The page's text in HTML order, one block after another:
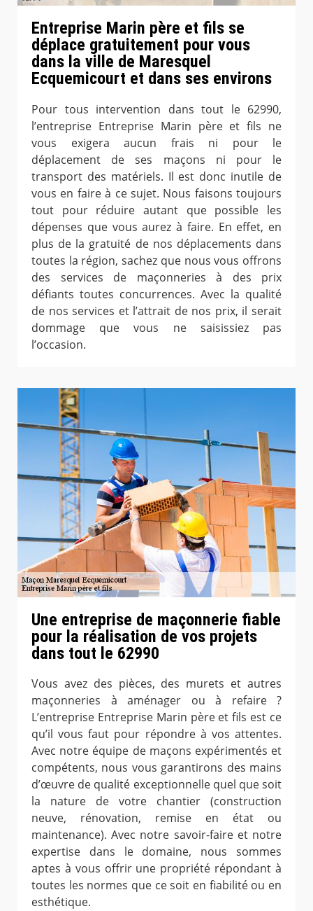
Entreprise Marin père et fils se
déplace gratuitement pour vous
dans la ville de Maresquel
Ecquemicourt et dans ses environs
Pour tous intervention dans tout le 62990,
l’entreprise Entreprise Marin père et fils ne
vous exigera aucun frais ni pour le
déplacement de ses maçons ni pour le
transport des matériels. Il est donc inutile de
vous en faire à ce sujet. Nous faisons toujours
tout pour réduire autant que possible les
dépenses que vous aurez à faire. En effet, en
plus de la gratuité de nos déplacements dans
toutes la région, sachez que nous vous offrons
des services de maçonneries à des prix
défiants toutes concurrences. Avec la qualité
de nos services et l’attrait de nos prix, il serait
dommage que vous ne saisissiez pas
l’occasion.
Une entreprise de maçonnerie fiable
pour la réalisation de vos projets
dans tout le 62990
Vous avez des pièces, des murets et autres
maçonneries à aménager ou à refaire ?
L’entreprise Entreprise Marin père et fils est ce
qu’il vous faut pour répondre à vos attentes.
Avec notre équipe de maçons expérimentés et
compétents, nous vous garantirons des mains
d’œuvre de qualité exceptionnelle quel que soit
la nature de votre chantier (construction
neuve, rénovation, remise en état ou
maintenance). Avec notre savoir-faire et notre
expertise dans le domaine, nous sommes
aptes à vous offrir une propriété répondant à
toutes les normes que ce soit en fiabilité ou en
esthétique.